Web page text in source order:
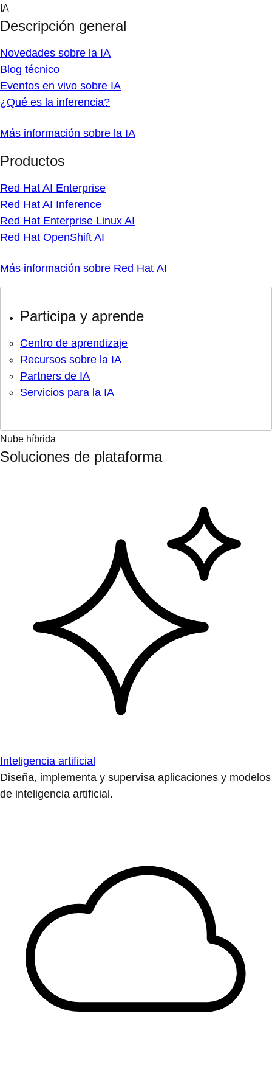
Skip
content
IA
Descripción general
Novedades sobre la IA
Blog técnico
Eventos en vivo sobre IA
¿Qué es la inferencia?
Más información sobre la IA
Productos
Red Hat AI Enterprise
Red Hat AI Inference
Red Hat Enterprise Linux AI
Red Hat OpenShift AI
Más información sobre Red Hat AI
Participa y aprende
Centro de aprendizaje
Recursos sobre la IA
Partners de IA
Servicios para la IA
Nube híbrida
Soluciones de plataforma
Inteligencia artificial
Diseña, implementa y supervisa aplicaciones y modelos
de inteligencia artificial.